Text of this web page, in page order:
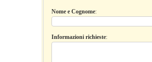
Nome e Cognome:
Informazioni richieste: